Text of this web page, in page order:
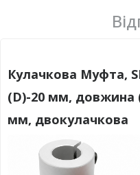
Кулачкова Муфта,
(D)-20 мм, довжина
мм, двокулачкова